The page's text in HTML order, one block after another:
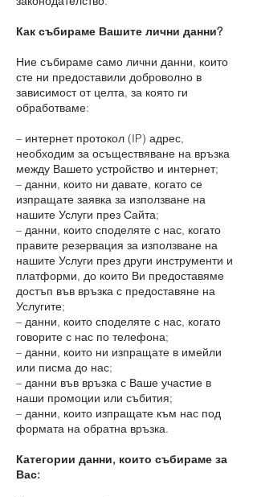
Как събираме Вашите лични данни?
Ние събираме само лични данни, които
сте ни предоставили доброволно в
зависимост от целта, за която ги
обработваме:
– интернет протокол (IP) адрес,
необходим за осъществяване на връзка
между Вашето устройство и интернет;
– данни, които ни давате, когато се
изпращате заявка за използване на
нашите Услуги през Сайта;
– данни, които споделяте с нас, когато
правите резервация за използване на
нашите Услуги през други инструменти и
платформи, до които Ви предоставяме
достъп във връзка с предоставяне на
Услугите;
– данни, които споделяте с нас, когато
говорите с нас по телефона;
– данни, които ни изпращате в имейли
или писма до нас;
– данни във връзка с Ваше участие в
наши промоции или събития;
– данни, които изпращате към нас под
формата на обратна връзка.
Категории данни, които събираме за
Вас: